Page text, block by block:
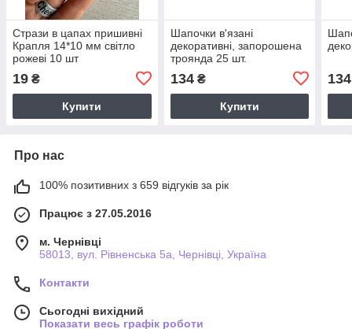
Стрази в цапах пришивні
Крапля 14*10 мм світло
рожеві 10 шт
19 ₴
Купити
Шапочки в'язані
декоративні, запорошена
троянда 25 шт.
134₴
Купити
134
Про нас
100% позитивних з 659 відгуків за рік
Працює з 27.05.2016
м. Чернівці
58013, вул. Рівненська 5а, Чернівці, Україна
Контакти
Сьогодні вихідний
Показати весь графік роботи